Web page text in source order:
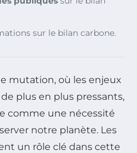
sur le bilan carbone.
mutation, où les enjeux
plus en plus pressants,
comme une nécessité
notre planète. Les
un rôle clé dans cette